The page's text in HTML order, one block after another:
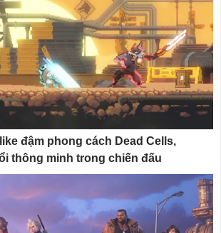
đậm phong cách Dead Cells,
thông minh trong chiến đấu